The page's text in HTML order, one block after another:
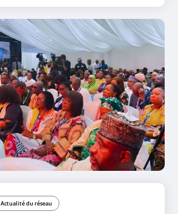
Actualité du réseau